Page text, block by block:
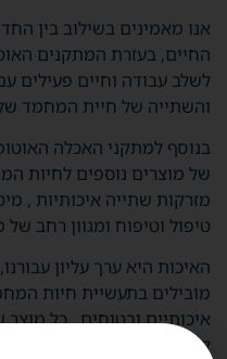
אנו מאמינים בשילוב בין
החיים, בעזרת המתקנים
לשלב עבודה וחיים פעילים
והשתייה של חיית המחמד
בנוסף למתקני האכלה
של מוצרים נוספים לחיות
מזרקות שתייה איכותיות ,
טיפול וטיפוח ומגוון רחב של
האיכות היא ערך עליון
מובילים בתעשיית חיות
איכותיים ובטוחים . כל
קפדניות על מנת לוודא שהוא